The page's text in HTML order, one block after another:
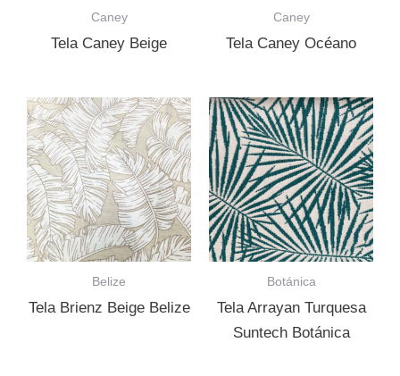
Caney
Tela Caney Beige
Caney
Tela Caney Océano
Belize
Tela Brienz Beige Belize
Botánica
Tela Arrayan Turquesa
Suntech Botánica